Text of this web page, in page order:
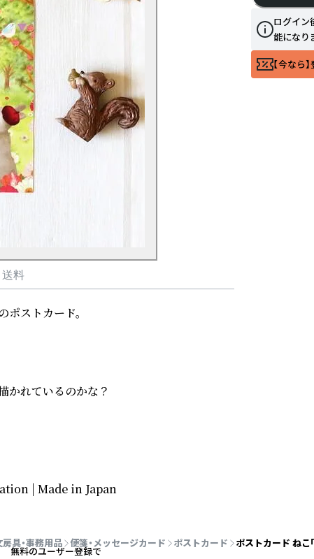
送料
ポストカード。
かれているのかな？
| Made in Japan
ログイン
能になり
【今なら
房具・事務用品 便箋・メッセージカード ポストカード ポストカード ねこ
無料のユーザー登録で